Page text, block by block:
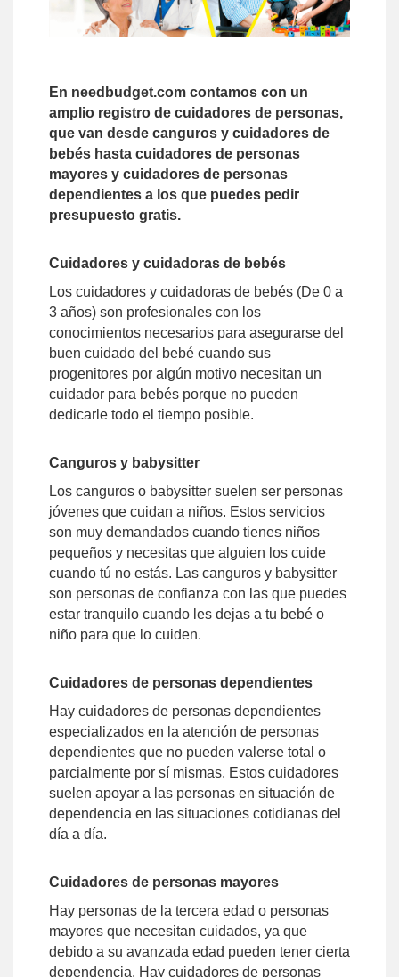
En needbudget.com contamos con un
amplio registro de cuidadores de personas,
que van desde canguros y cuidadores de
bebés hasta cuidadores de personas
mayores y cuidadores de personas
dependientes a los que puedes pedir
presupuesto gratis.
Cuidadores y cuidadoras de bebés
Los cuidadores y cuidadoras de bebés (De 0 a
3 años) son profesionales con los
conocimientos necesarios para asegurarse del
buen cuidado del bebé cuando sus
progenitores por algún motivo necesitan un
cuidador para bebés porque no pueden
dedicarle todo el tiempo posible.
Canguros y babysitter
Los canguros o babysitter suelen ser personas
jóvenes que cuidan a niños. Estos servicios
son muy demandados cuando tienes niños
pequeños y necesitas que alguien los cuide
cuando tú no estás. Las canguros y babysitter
son personas de confianza con las que puedes
estar tranquilo cuando les dejas a tu bebé o
niño para que lo cuiden.
Cuidadores de personas dependientes
Hay cuidadores de personas dependientes
especializados en la atención de personas
dependientes que no pueden valerse total o
parcialmente por sí mismas. Estos cuidadores
suelen apoyar a las personas en situación de
dependencia en las situaciones cotidianas del
día a día.
Cuidadores de personas mayores
Hay personas de la tercera edad o personas
mayores que necesitan cuidados, ya que
debido a su avanzada edad pueden tener cierta
dependencia. Hay cuidadores de personas